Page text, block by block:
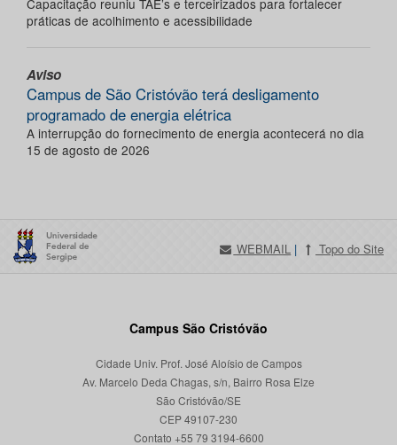
Capacitação reuniu TAE’s e terceirizados para fortalecer
práticas de acolhimento e acessibilidade
Aviso
Campus de São Cristóvão terá desligamento
programado de energia elétrica
A interrupção do fornecimento de energia acontecerá no dia
15 de agosto de 2026
WEBMAIL | Topo do Site
Campus São Cristóvão
Cidade Univ. Prof. José Aloísio de Campos
Av. Marcelo Deda Chagas, s/n, Bairro Rosa Elze
São Cristóvão/SE
CEP 49107-230